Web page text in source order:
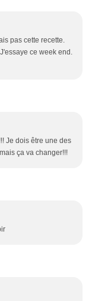
pas cette recette.
ce week end.
Je dois être une des
ça va changer!!!